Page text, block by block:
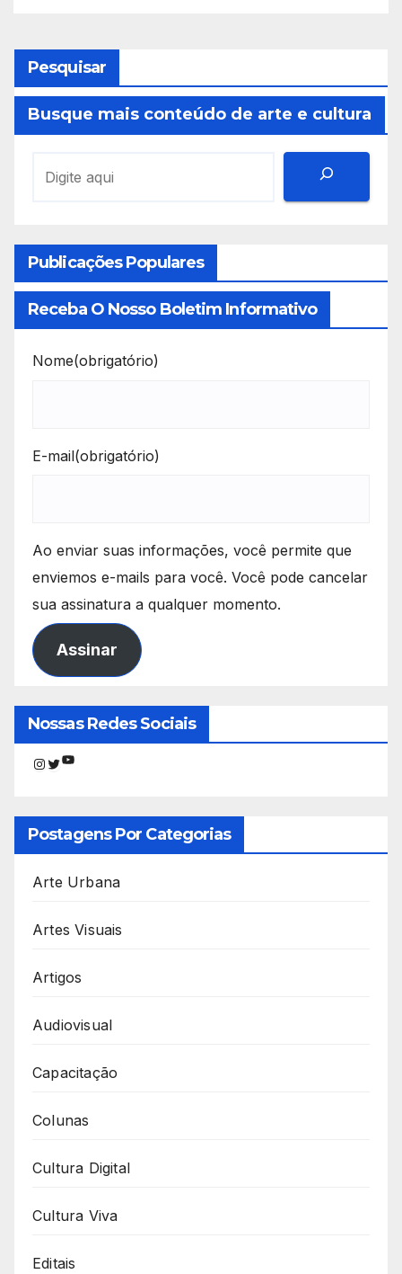
Pesquisar
Busque mais conteúdo de arte e cultura
Publicações Populares
Receba O Nosso Boletim Informativo
Nome(obrigatório)
E-mail(obrigatório)
Ao enviar suas informações, você permite que
enviemos e-mails para você. Você pode cancelar
sua assinatura a qualquer momento.
Assinar
Nossas Redes Sociais
Instagram
Twitter
Youtube
Postagens Por Categorias
Arte Urbana
Artes Visuais
Artigos
Audiovisual
Capacitação
Colunas
Cultura Digital
Cultura Viva
Editais